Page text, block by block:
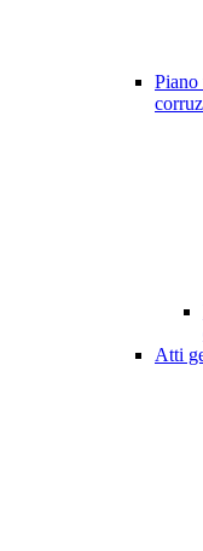
Piano
Atti